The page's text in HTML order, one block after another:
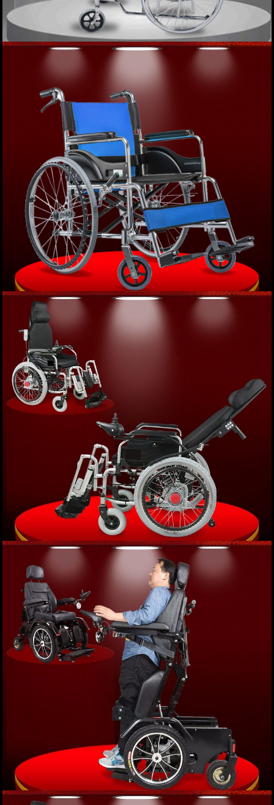
0/5, tổng số0lượt bình chọn
Xe lăn tay khung gấp phục hồi chức năng cao
cấp COFOE-JRWD301 TM006
Giá: 3,500,000 VND
Xe lăn tay khung gấp phục hồi chức năng cao
cấp GB/T 13800 TM022
Giá: 2,452,000 VND
Xe lăn điện gấp ngả phục hồi chức năng đặc biệt
cao cấp (vành nan) TM036N
Giá: 18,500,000 VND